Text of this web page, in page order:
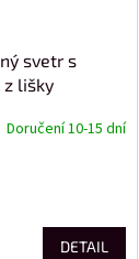
svetr s
z lišky
Doručení 10-15 dní
DETAIL